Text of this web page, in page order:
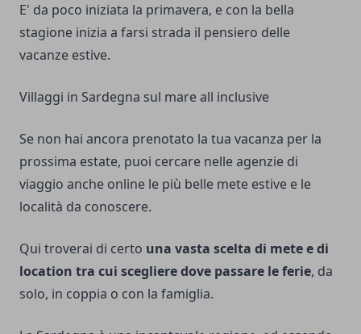
E' da poco iniziata la primavera, e con la bella
stagione inizia a farsi strada il pensiero delle
vacanze estive.
Villaggi in Sardegna sul mare all inclusive
Se non hai ancora prenotato la tua vacanza per la
prossima estate, puoi cercare nelle agenzie di
viaggio anche online le più belle mete estive e le
località da conoscere.
Qui troverai di certo una vasta scelta di mete e di
location tra cui scegliere dove passare le ferie, da
solo, in coppia o con la famiglia.